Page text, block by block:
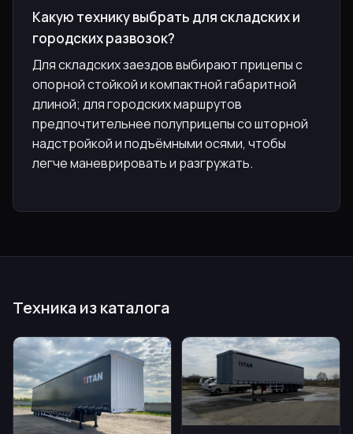
Какую технику выбрать для складских и
городских развозок?
Для складских заездов выбирают прицепы с
опорной стойкой и компактной габаритной
длиной; для городских маршрутов
предпочтительнее полуприцепы со шторной
надстройкой и подъёмными осями, чтобы
легче маневрировать и разгружать.
Техника из каталога